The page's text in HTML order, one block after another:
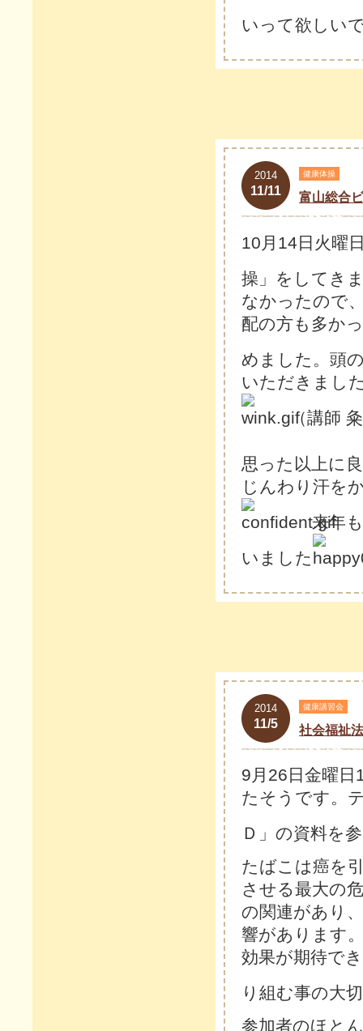
いって欲しい
2014
11/11
健康体操
富山総合
10月14日火曜
操」をしてき
なかったので
配の方も多か
めました。頭
いただきまし
（講師
思った以上に
じんわり汗を
来年
いました
2014
11/5
健康講習会
社会福祉
9月26日金曜
たそうです。
Ｄ」の資料を
たばこは癌を
させる最大の
の関連があり
響があります
効果が期待で
り組む事の大
参加者のほと